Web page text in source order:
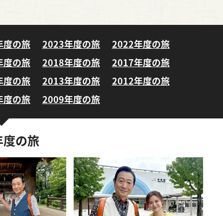
の旅 2023年度の旅
2022年度の旅
の旅
2018年度の旅
2017年度の旅
の旅
2013年度の旅
2012年度の旅
の旅
2009年度の旅
の旅